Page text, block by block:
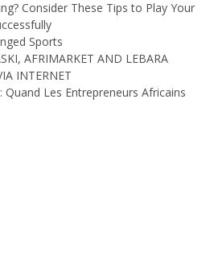
Consider These Tips to Play Your
Sports
AFRIMARKET AND LEBARA
INTERNET
Quand Les Entrepreneurs Africains